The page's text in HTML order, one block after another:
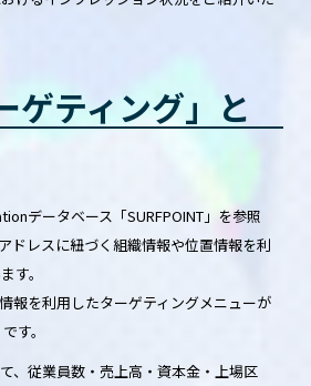
ゲティング」と
データベース「SURFPOINT」を参照
ドレスに紐づく組織情報や位置情報を利
す。
報を利用したターゲティングメニューが
す。
、従業員数・売上高・資本金・上場区